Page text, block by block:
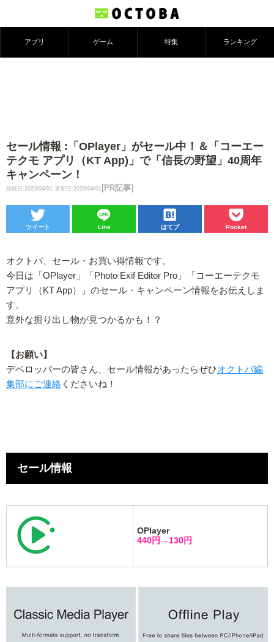
アプリ ゲーム 特集 ランキング
セール情報 :「OPlayer」がセール中！＆「コーエー
テクモ アプリ（KT App)」で「信長の野望」40周年
キャンペーン！
投稿日:2023/04/01 更新日:2023/04/01 [PR記事]
ツイート Line はてブ Pocket
オクトバ、セール・お買い得情報です。
今日は「OPlayer」「Photo Exif Editor Pro」「コーエーテクモ
アプリ（KT App）」のセール・キャンペーン情報をお伝えしま
す。
意外な掘り出し物が見つかるかも！？
【お願い】
デベロッパーの皆さん、セール情報があったらぜひオクトバ編
集部にご連絡 くださいね！
セール情報
OPlayer
440円→130円